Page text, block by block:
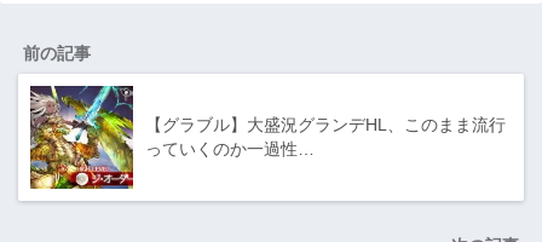
前の記事
【グラブル】大盛況グランデHL、このまま流行
っていくのか一過性…